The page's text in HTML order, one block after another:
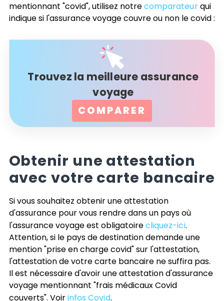
mentionnant "covid", utilisez notrecomparateurqui
indique si l'assurance voyage couvre ou non le covid :
Trouvez la meilleure assurance
voyage
COMPARER
Obtenir une attestation
avec votre carte bancaire
Si vous souhaitez obtenir une attestation
d'assurance pour vous rendre dans un pays où
l'assurance voyage est obligatoirecliquez-ici.
Attention, si le pays de destination demande une
mention "prise en charge covid" sur l'attestation,
l'attestation de votre carte bancaire ne suffira pas.
Il est nécessaire d'avoir une attestation d'assurance
voyage mentionnant "frais médicaux Covid
couverts". Voirinfos Covid.